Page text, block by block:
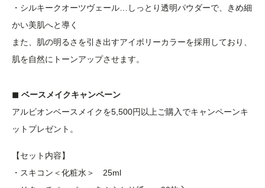
・シルキークオーツヴェール…しっとり透明パウダーで、きめ細
かい美肌へと導く
また、肌の明るさを引き出すアイボリーカラーを採用しており、
肌を自然にトーンアップさせます。
◼︎ ベースメイクキャンペーン
アルビオンベースメイクを5,500円以上ご購入でキャンペーンキ
ットプレゼント。
【セット内容】
・スキコン＜化粧水＞ 25ml